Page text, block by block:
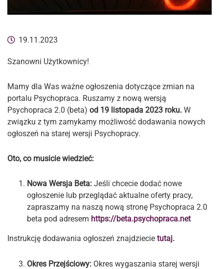
19.11.2023
Szanowni Użytkownicy!
Mamy dla Was ważne ogłoszenia dotyczące zmian na
portalu Psychopraca. Ruszamy z nową wersją
Psychopraca 2.0 (beta) od 19 listopada 2023 roku. W
związku z tym zamykamy możliwość dodawania nowych
ogłoszeń na starej wersji Psychopracy.
Oto, co musicie wiedzieć:
Nowa Wersja Beta: Jeśli chcecie dodać nowe
ogłoszenie lub przeglądać aktualne oferty pracy,
zapraszamy na naszą nową stronę Psychopraca 2.0
beta pod adresem https://beta.psychopraca.net
Instrukcję dodawania ogłoszeń znajdziecie tutaj.
Okres Przejściowy: Okres wygaszania starej wersji